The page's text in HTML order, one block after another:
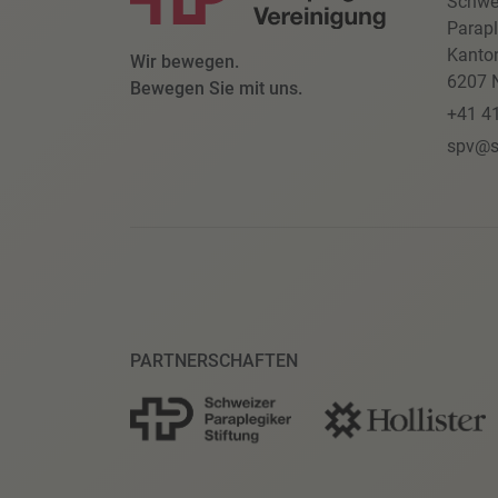
Wir bewegen.
Bewegen Sie mit uns.
6207
+41
PARTNERSCHAFTEN